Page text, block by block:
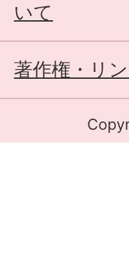
いて
著作権・リ